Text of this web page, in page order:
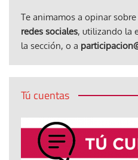
Te animamos a opinar
redes sociales, utilizando la
la sección, o a
Tú cuentas